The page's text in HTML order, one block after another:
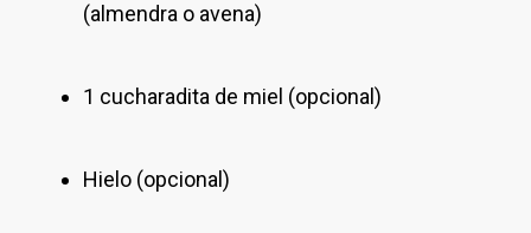
(almendra o avena)
1 cucharadita de miel (opcional)
Hielo (opcional)